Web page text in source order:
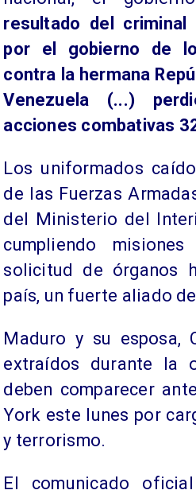
resultado del criminal
por el gobierno de
contra la hermana
Venezuela (...)
acciones combativas
Los uniformados
de las Fuerzas
del Ministerio del
cumpliendo
solicitud de órganos
país, un fuerte aliado
Maduro y su esposa,
extraídos durante la
deben comparecer
York este lunes por
y terrorismo.
El comunicado